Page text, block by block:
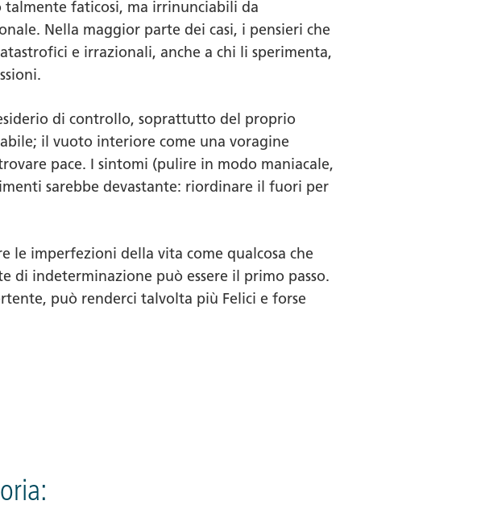
faticosi, ma irrinunciabili da
Nella maggior parte dei casi, i pensieri che
e irrazionali, anche a chi li sperimenta,
di controllo, soprattutto del proprio
il vuoto interiore come una voragine
pace. I sintomi (pulire in modo maniacale,
sarebbe devastante: riordinare il fuori per
le imperfezioni della vita come qualcosa che
di indeterminazione può essere il primo passo.
può renderci talvolta più Felicie forse